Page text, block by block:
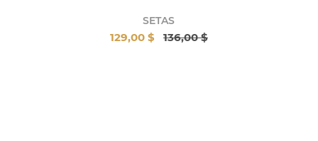
SETAS
129,00 $ 136,00 $